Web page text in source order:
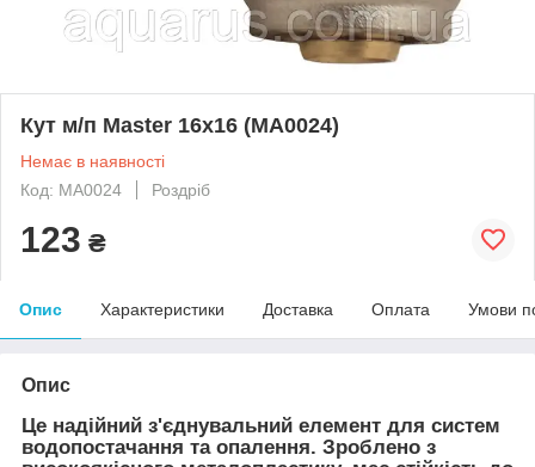
Кут м/п Master 16x16 (MA0024)
Немає в наявності
Код: MA0024
Роздріб
123 ₴
Опис Характеристики Доставка Оплата Умови
Опис
Це надійний з'єднувальний елемент для систем
водопостачання та опалення. Зроблено з